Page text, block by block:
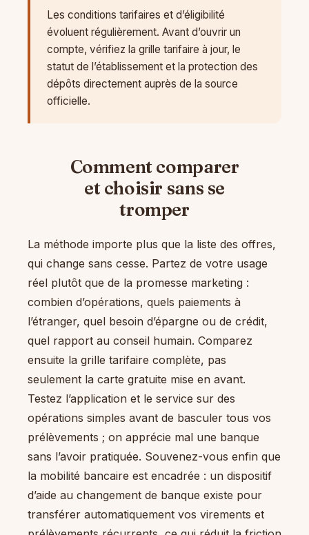
Les conditions tarifaires et d’éligibilité
évoluent régulièrement. Avant d’ouvrir un
compte, vérifiez la grille tarifaire à jour, le
statut de l’établissement et la protection des
dépôts directement auprès de la source
officielle.
Comment comparer
et choisir sans se
tromper
La méthode importe plus que la liste des offres,
qui change sans cesse. Partez de votre usage
réel plutôt que de la promesse marketing :
combien d’opérations, quels paiements à
l’étranger, quel besoin d’épargne ou de crédit,
quel rapport au conseil humain. Comparez
ensuite la grille tarifaire complète, pas
seulement la carte gratuite mise en avant.
Testez l’application et le service sur des
opérations simples avant de basculer tous vos
prélèvements ; on apprécie mal une banque
sans l’avoir pratiquée. Souvenez-vous enfin que
la mobilité bancaire est encadrée : un dispositif
d’aide au changement de banque existe pour
transférer automatiquement vos virements et